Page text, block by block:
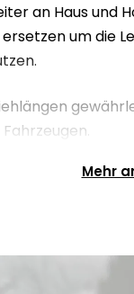
an Haus und
um die
aus:
(können auch
Ansaugfähige
Mehr